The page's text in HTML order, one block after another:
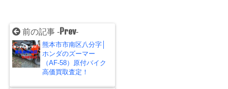
前の記事 - Prev-
熊本市市南区八分字│
ホンダのズーマー
（AF-58）原付バイク
高価買取査定！